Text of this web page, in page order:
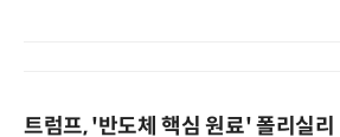
트럼프, '반도체 핵심 원료' 폴리실리